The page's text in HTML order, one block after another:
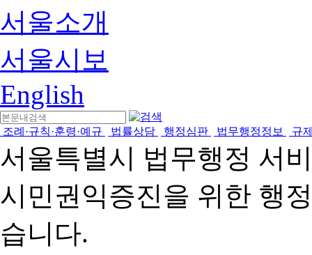
서울소개
서울시보
English
조례·규칙·훈령·예규 법률상담 행정심판 법무행정정보 규
서울특별시 법무행정 서
시민권익증진을 위한 행
습니다.